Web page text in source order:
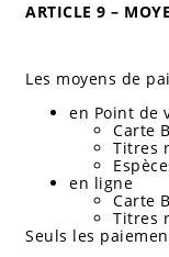
ARTICLE 9 –
Les moyens de
en Point de
Carte
Titres
en ligne
Carte
Titres
Seuls les